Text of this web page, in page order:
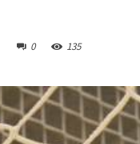
0 135